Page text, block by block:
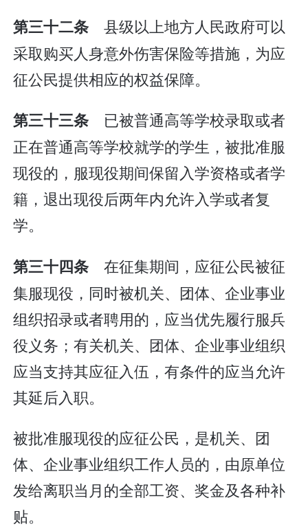
第三十二条 县级以上地方人民政府可以
采取购买人身意外伤害保险等措施，为应
征公民提供相应的权益保障。
第三十三条 已被普通高等学校录取或者
正在普通高等学校就学的学生，被批准服
现役的，服现役期间保留入学资格或者学
籍，退出现役后两年内允许入学或者复
学。
第三十四条 在征集期间，应征公民被征
集服现役，同时被机关、团体、企业事业
组织招录或者聘用的，应当优先履行服兵
役义务；有关机关、团体、企业事业组织
应当支持其应征入伍，有条件的应当允许
其延后入职。
被批准服现役的应征公民，是机关、团
体、企业事业组织工作人员的，由原单位
发给离职当月的全部工资、奖金及各种补
贴。